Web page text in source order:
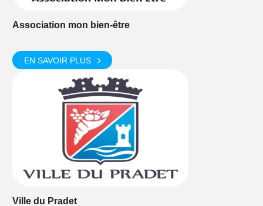
Association mon bien-être
EN SAVOIR PLUS
Ville du Pradet